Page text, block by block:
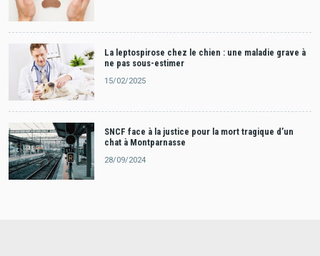
La leptospirose chez le chien : une maladie grave à
ne pas sous-estimer
15/02/2025
SNCF face à la justice pour la mort tragique d’un
chat à Montparnasse
28/09/2024